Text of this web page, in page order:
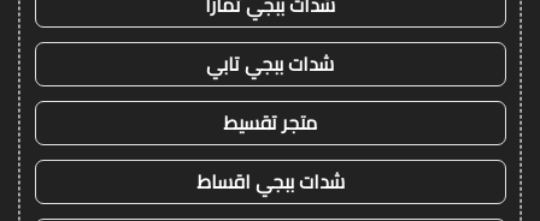
شدات ببجي تابي
متجر تقسيط
شدات ببجي اقساط